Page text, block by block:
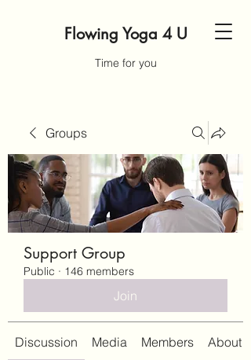
Flowing Yoga 4 U
Time for you
Groups
Support Group
Public · 146 members
Join
Discussion Media Members About